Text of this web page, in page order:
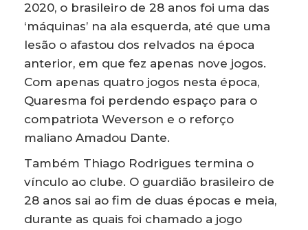
2020, o brasileiro de 28 anos foi uma das
‘máquinas’ na ala esquerda, até que uma
lesão o afastou dos relvados na época
anterior, em que fez apenas nove jogos.
Com apenas quatro jogos nesta época,
Quaresma foi perdendo espaço para o
compatriota Weverson e o reforço
maliano Amadou Dante.
Também Thiago Rodrigues termina o
vínculo ao clube. O guardião brasileiro de
28 anos sai ao fim de duas épocas e meia,
durante as quais foi chamado a jogo